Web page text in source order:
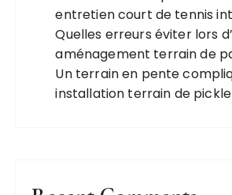
entretien court de tennis
Quelles erreurs éviter lors
aménagement terrain de
Un terrain en pente
installation terrain de